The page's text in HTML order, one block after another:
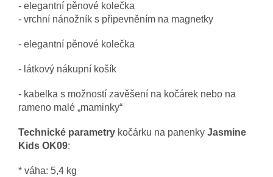
- elegantní pěnové kolečka
- vrchní nánožník s připevněním na magnetky
- elegantní pěnové kolečka
- látkový nákupní košík
- kabelka s možností zavěšení na kočárek nebo na
rameno malé „maminky“
Technické parametry kočárku na panenky Jasmine
Kids OK09:
* váha: 5,4 kg